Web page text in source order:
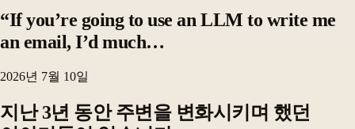
“If you’re going to use an LLM to write me
an email, I’d much…
2026년 7월 10일
지난 3년 동안 주변을 변화시키며 했던